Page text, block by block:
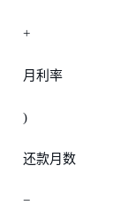
+
月利率
)
还款月数
−